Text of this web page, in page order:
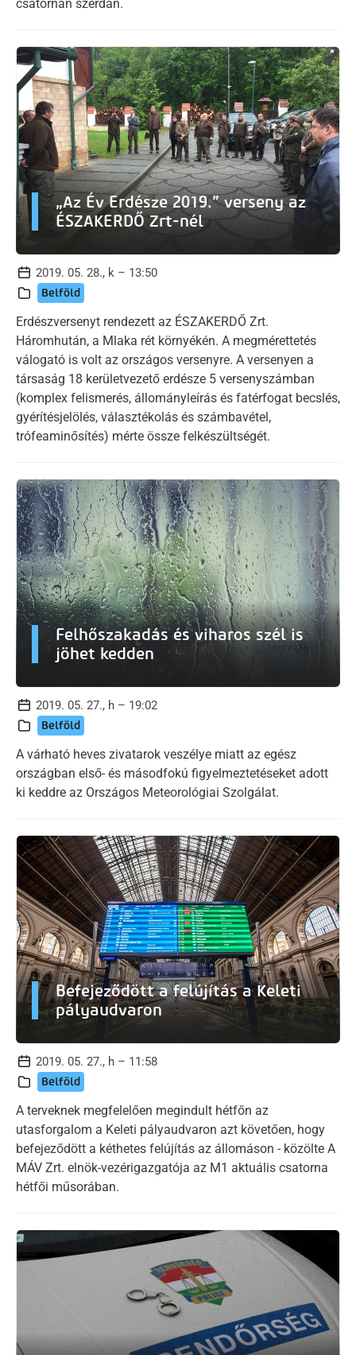
csatornán szerdán.
„Az Év Erdésze 2019.” verseny az
ÉSZAKERDŐ Zrt-nél
2019. 05. 28., k – 13:50
Belföld
Erdészversenyt rendezett az ÉSZAKERDŐ Zrt.
Háromhután, a Mlaka rét környékén. A megmérettetés
válogató is volt az országos versenyre. A versenyen a
társaság 18 kerületvezető erdésze 5 versenyszámban
(komplex felismerés, állományleírás és fatérfogat becslés,
gyérítésjelölés, választékolás és számbavétel,
trófeaminősítés) mérte össze felkészültségét.
Felhőszakadás és viharos szél is
jöhet kedden
2019. 05. 27., h – 19:02
Belföld
A várható heves zivatarok veszélye miatt az egész
országban első- és másodfokú figyelmeztetéseket adott
ki keddre az Országos Meteorológiai Szolgálat.
Befejeződött a felújítás a Keleti
pályaudvaron
2019. 05. 27., h – 11:58
Belföld
A terveknek megfelelően megindult hétfőn az
utasforgalom a Keleti pályaudvaron azt követően, hogy
befejeződött a kéthetes felújítás az állomáson - közölte A
MÁV Zrt. elnök-vezérigazgatója az M1 aktuális csatorna
hétfői műsorában.